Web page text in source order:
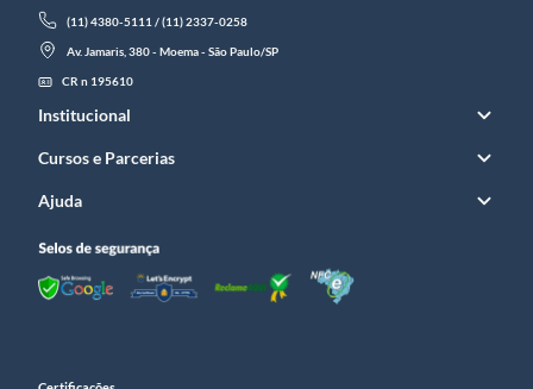
(11) 4380-5111 / (11) 2337-0258
Av. Jamaris, 380 - Moema - São Paulo/SP
CR n 195610
Institucional
Cursos e Parcerias
Ajuda